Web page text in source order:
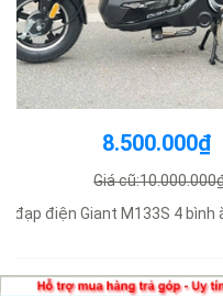
Giá
Xe đạp điện V1 Plus